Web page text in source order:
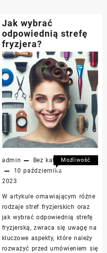
Jak wybrać
odpowiednią strefę
fryzjera?
admin
Bez kategorii
10 października
2023
Możliwość
komentowania
odpowiednią
strefę
fryzjera?
W artykule omawiającym różne
rodzaje stref fryzjerskich oraz
jak wybrać odpowiednią strefę
fryzjerską, zwraca się uwagę na
kluczowe aspekty, które należy
rozważyć przed umówieniem się